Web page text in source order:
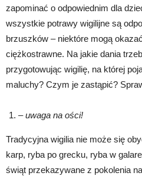
zapominać o odpowiednim dla
wszystkie potrawy wigilijne są
brzuszków – niektóre mogą
ciężkostrawne. Na jakie dania
przygotowując wigilię, na której
maluchy? Czym je zastąpić?
– uwaga na ości!
Tradycyjna wigilia nie może się
karp, ryba po grecku, ryba w
świąt przekazywane z pokolenia